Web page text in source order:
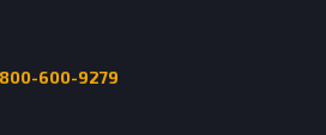
600-9279